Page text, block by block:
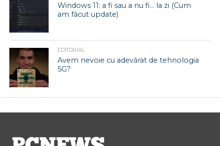
Windows 11: a fi sau a nu fi… la zi (Cum
am făcut update)
EDITORIAL
Avem nevoie cu adevărat de tehnologia
5G?